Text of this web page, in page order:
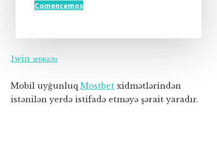
Comencemos
1win зеркало
Mobil uyğunluqMostbet xidmətlərindən
istənilən yerdə istifadə etməyə şərait yaradır.